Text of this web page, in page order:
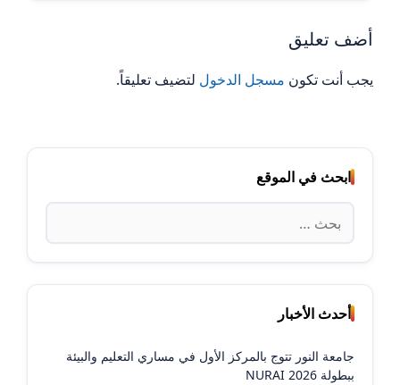
أضف تعليق
يجب أنت تكون مسجل الدخول لتضيف تعليقاً.
ابحث في الموقع
البحث
عن:
أحدث الأخبار
جامعة النور تتوج بالمركز الأول في مساري التعليم والبيئة
ببطولة NURAI 2026